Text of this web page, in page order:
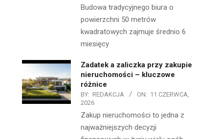
Budowa tradycyjnego biura o
powierzchni 50 metrów
kwadratowych zajmuje średnio 6
miesięcy
Zadatek a zaliczka przy zakupie
nieruchomości – kluczowe
różnice
BY: REDAKCJA ON: 11 CZERWCA,
2026
Zakup nieruchomości to jedna z
najważniejszych decyzji